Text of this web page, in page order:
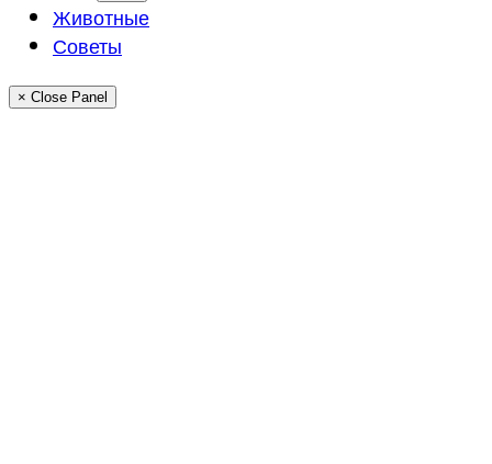
Животные
Советы
× Close Panel